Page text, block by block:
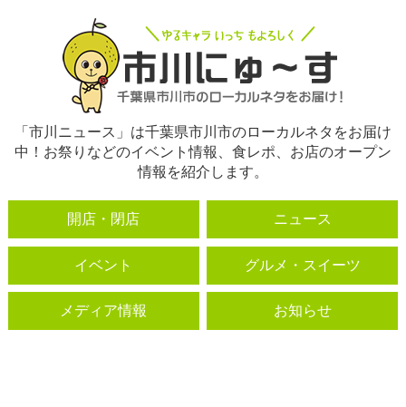
「市川ニュース」は千葉県市川市のローカルネタをお届け
中！お祭りなどのイベント情報、食レポ、お店のオープン
情報を紹介します。
開店・閉店 ニュース
イベント グルメ・スイーツ
メディア情報 お知らせ